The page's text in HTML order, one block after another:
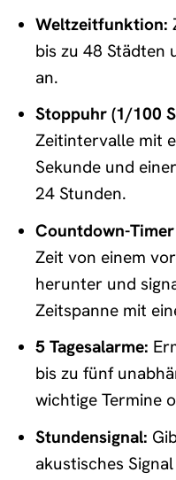
Weltzeitfunktion:
bis zu 48 Städten
an.
Stoppuhr (1/100
Zeitintervalle mit
Sekunde und
24 Stunden.
Countdown-Timer
Zeit von einem
herunter und
Zeitspanne mit
5 Tagesalarme:
bis zu fünf
wichtige Termine
Stundensignal:
akustisches